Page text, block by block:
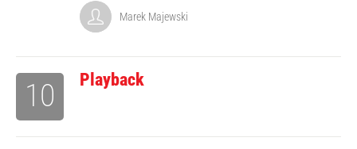
Marek Majewski
Playback
10